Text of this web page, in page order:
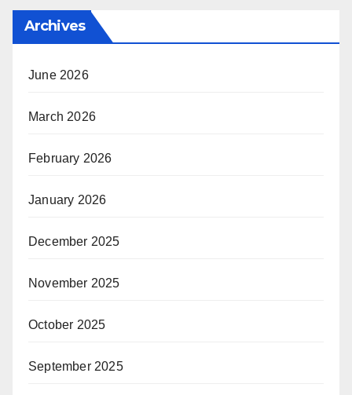
Archives
June 2026
March 2026
February 2026
January 2026
December 2025
November 2025
October 2025
September 2025